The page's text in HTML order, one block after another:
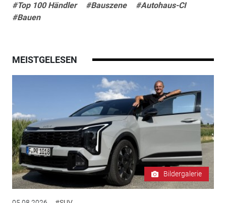
#Top 100 Händler
#Bauszene
#Autohaus-CI
#Bauen
MEISTGELESEN
Bildergalerie